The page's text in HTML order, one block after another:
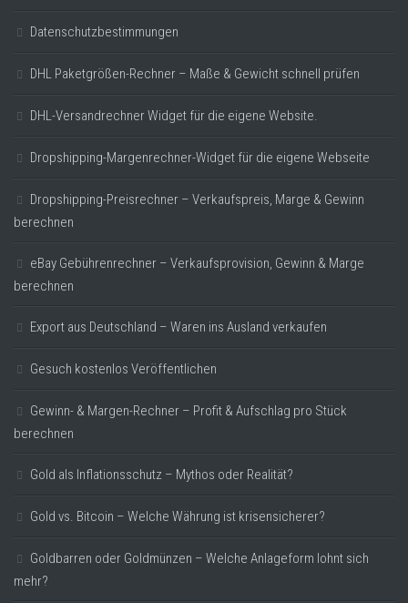
Datenschutzbestimmungen
DHL Paketgrößen-Rechner – Maße & Gewicht schnell prüfen
DHL-Versandrechner Widget für die eigene Website.
Dropshipping-Margenrechner-Widget für die eigene Webseite
Dropshipping-Preisrechner – Verkaufspreis, Marge & Gewinn
berechnen
eBay Gebührenrechner – Verkaufsprovision, Gewinn & Marge
berechnen
Export aus Deutschland – Waren ins Ausland verkaufen
Gesuch kostenlos Veröffentlichen
Gewinn- & Margen-Rechner – Profit & Aufschlag pro Stück
berechnen
Gold als Inflationsschutz – Mythos oder Realität?
Gold vs. Bitcoin – Welche Währung ist krisensicherer?
Goldbarren oder Goldmünzen – Welche Anlageform lohnt sich
mehr?